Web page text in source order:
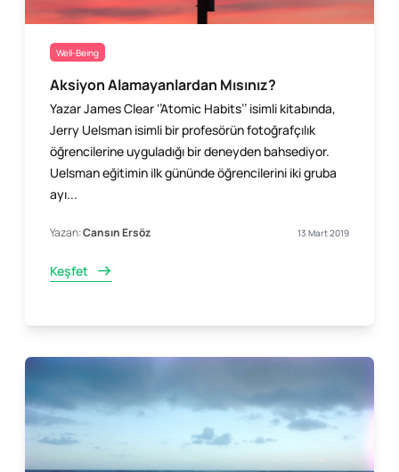
Well-Being
Aksiyon Alamayanlardan Mısınız?
Yazar James Clear ‘’Atomic Habits’’ isimli kitabında,
Jerry Uelsman isimli bir profesörün fotoğrafçılık
öğrencilerine uyguladığı bir deneyden bahsediyor.
Uelsman eğitimin ilk gününde öğrencilerini iki gruba
ayı...
Yazan:Cansın Ersöz 13 Mart 2019
Keşfet